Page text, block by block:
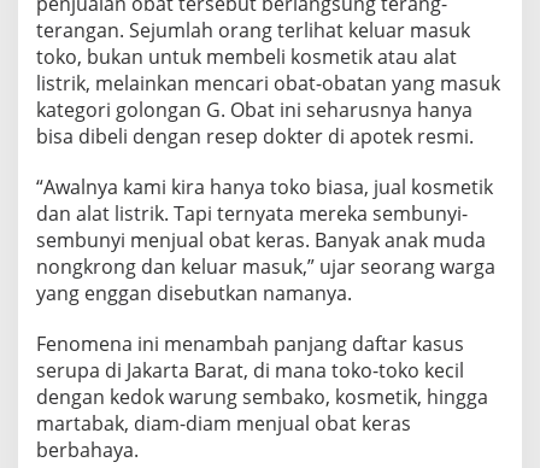
terangan. Sejumlah orang terlihat keluar masuk
toko, bukan untuk membeli kosmetik atau alat
listrik, melainkan mencari obat-obatan yang masuk
kategori golongan G. Obat ini seharusnya hanya
bisa dibeli dengan resep dokter di apotek resmi.
“Awalnya kami kira hanya toko biasa, jual kosmetik
dan alat listrik. Tapi ternyata mereka sembunyi-
sembunyi menjual obat keras. Banyak anak muda
nongkrong dan keluar masuk,” ujar seorang warga
yang enggan disebutkan namanya.
Fenomena ini menambah panjang daftar kasus
serupa di Jakarta Barat, di mana toko-toko kecil
dengan kedok warung sembako, kosmetik, hingga
martabak, diam-diam menjual obat keras
berbahaya.